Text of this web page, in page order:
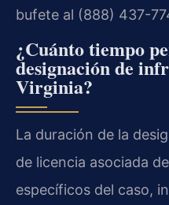
bufete al (888) 437-
¿Cuánto tiempo
designación de
Virginia?
La duración de la
de licencia asociada
específicos del caso,